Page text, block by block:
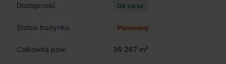
Dostępność Od zaraz
Status budynku Planowany
Całkowita pow. 36 267 m²